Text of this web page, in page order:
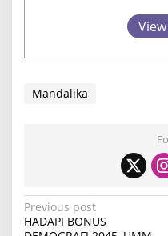
Mandalika
P
Previous post
HADAPI BONUS